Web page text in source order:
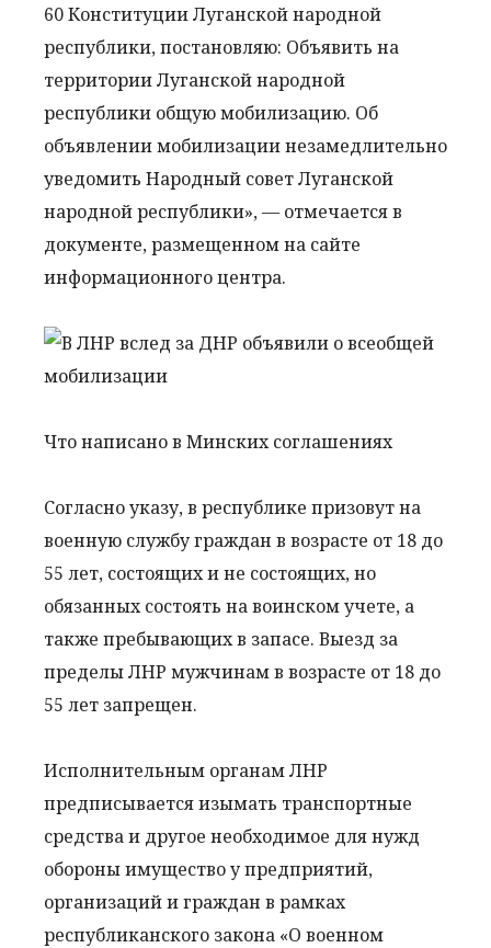
60 Конституции Луганской народной
республики, постановляю: Объявить на
территории Луганской народной
республики общую мобилизацию. Об
объявлении мобилизации незамедлительно
уведомить Народный совет Луганской
народной республики», — отмечается в
документе, размещенном на сайте
информационного центра.
Что написано в Минских соглашениях
Согласно указу, в республике призовут на
военную службу граждан в возрасте от 18 до
55 лет, состоящих и не состоящих, но
обязанных состоять на воинском учете, а
также пребывающих в запасе. Выезд за
пределы ЛНР мужчинам в возрасте от 18 до
55 лет запрещен.
Исполнительным органам ЛНР
предписывается изымать транспортные
средства и другое необходимое для нужд
обороны имущество у предприятий,
организаций и граждан в рамках
республиканского закона «О военном